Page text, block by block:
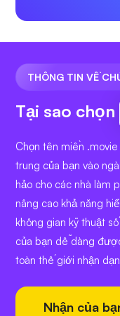
THÔNG TIN VỀ
Tại sao chọn
Chọn tên miền
trung của bạn vào
hảo cho các nhà làm
nâng cao khả năng
không gian kỹ thuật
của bạn dễ dàng
toàn thế giới nhận
Nhận của